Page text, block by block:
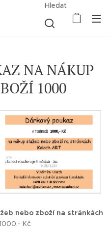
Hledat
NA NÁKUP
1000
nebo zboží na stránkách
1000,- Kč